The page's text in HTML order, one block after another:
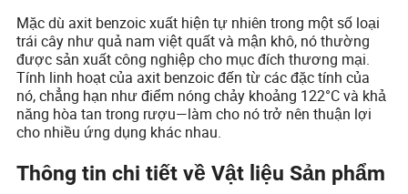
Mặc dù axit benzoic xuất hiện tự nhiên trong một số loại
trái cây như quả nam việt quất và mận khô, nó thường
được sản xuất công nghiệp cho mục đích thương mại.
Tính linh hoạt của axit benzoic đến từ các đặc tính của
nó, chẳng hạn như điểm nóng chảy khoảng 122°C và khả
năng hòa tan trong rượu—làm cho nó trở nên thuận lợi
cho nhiều ứng dụng khác nhau.
Thông tin chi tiết về Vật liệu Sản phẩm